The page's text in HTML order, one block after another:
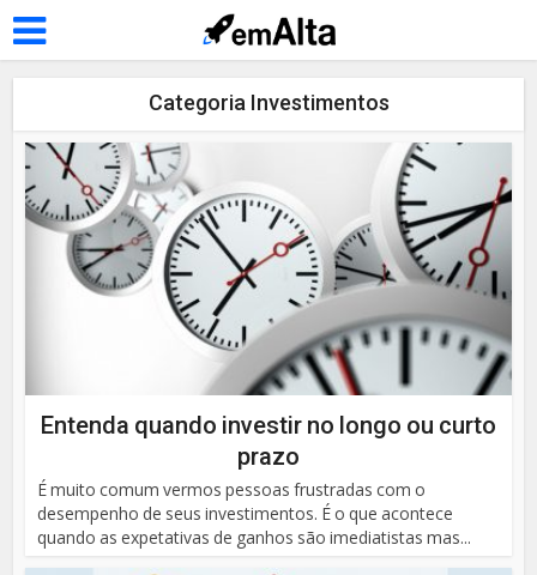
Categoria Investimentos
Entenda quando investir no longo ou curto
prazo
É muito comum vermos pessoas frustradas com o
desempenho de seus investimentos. É o que acontece
quando as expetativas de ganhos são imediatistas mas...